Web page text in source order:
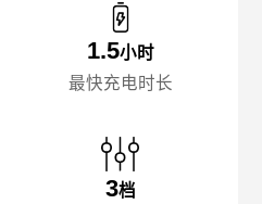
1.5小时
最快充电时长
3档